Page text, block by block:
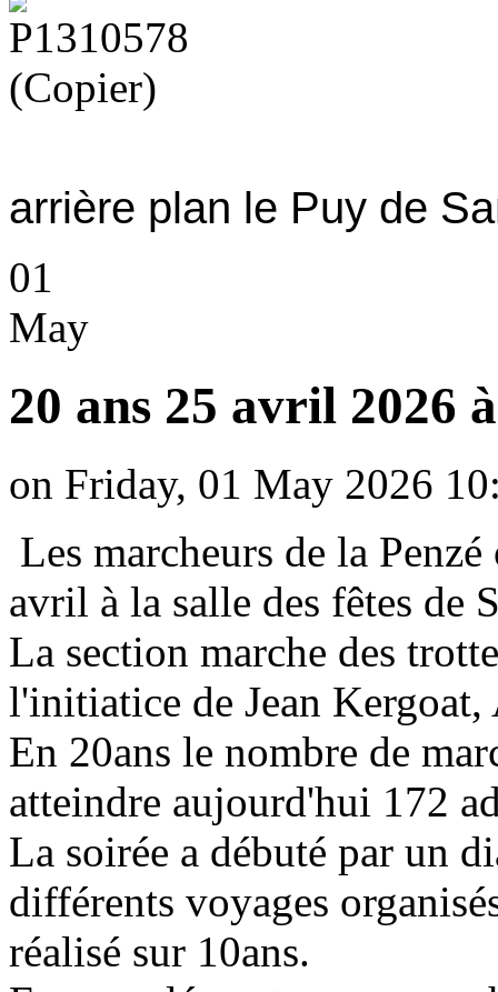
arrière plan le Puy de
01
May
20 ans 25 avril 2026
on Friday, 01 May 2026
Les marcheurs de la
avril à la salle des fêtes de
La section marche des
l'initiatice de Jean
En 20ans le nombre de
atteindre aujourd'hui 172
La soirée a débuté par un
différents voyages
réalisé sur 10ans.